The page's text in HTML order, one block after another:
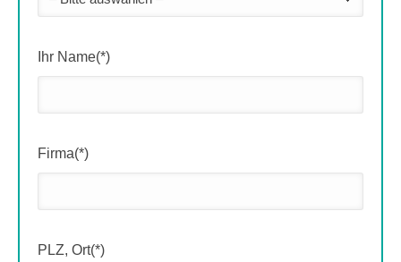
Ihr Name(*)
Firma(*)
PLZ, Ort(*)